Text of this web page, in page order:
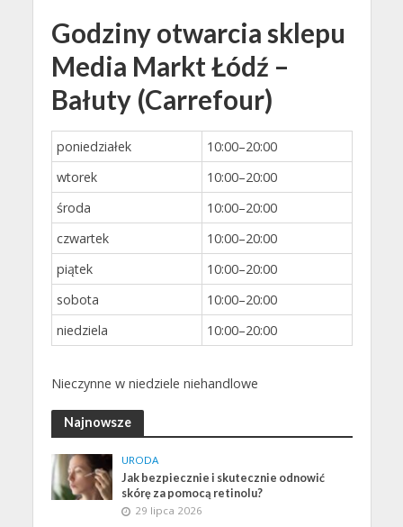
Godziny otwarcia sklepu
Media Markt Łódź –
Bałuty (Carrefour)
poniedziałek
10:00–20:00
wtorek
10:00–20:00
środa
10:00–20:00
czwartek
10:00–20:00
piątek
10:00–20:00
sobota
10:00–20:00
niedziela
10:00–20:00
Nieczynne w niedziele niehandlowe
Najnowsze
URODA
Jak bezpiecznie i skutecznie odnowić
skórę za pomocą retinolu?
29 lipca 2026